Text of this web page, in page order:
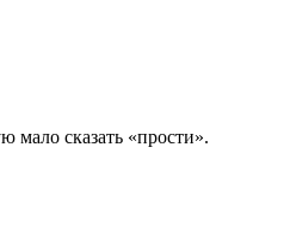
мало сказать «прости».